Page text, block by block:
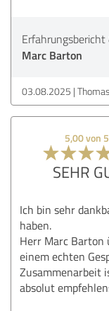
Marc Barton
03.08.2025
5,00 von 5
SEHR
Ich bin sehr
haben.
Herr Marc Barton
einem echten
Zusammenarbeit
absolut